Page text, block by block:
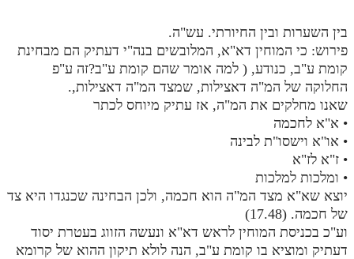
בין השערות ובין החיורתי. עש"ה.
פירוש: כי המוחין דא"א, המלובשים בנה"י דעתיק הם מבחינת
קומת ע"ב, כנודע, ( למה אומר שהם קומת ע"ב?זה ע"פ
החלוקה של המ"ה דאצילות, שמצד המ"ה דאצילות,.
שאנו מחלקים את המ"ה, אז עתיק מיוחס לכתר
• א"א לחכמה
• או"א וישסו"ת לבינה
• ז"א לז"א
• ומלכות למלכות
יוצא שא"א מצד המ"ה הוא חכמה, ולכן הבחינה שכנגדו היא צד
של חכמה. (17.48)
וע"כ בכניסת המוחין לראש דא"א ונעשה הזווג בעטרת יסוד
דעתיק ומוציא בו קומת ע"ב, הנה לולא תיקון ההוא של קרומא